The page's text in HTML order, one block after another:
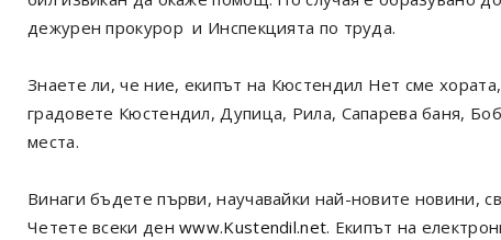
дежурен прокурор и Инспекцията по труда.
Знаете ли, че ние, екипът на Кюстендил Нет сме
градовете Кюстендил, Дупица, Рила, Сапарева баня,
места.
Винаги бъдете първи, научавайки най-новите новини,
Четете всеки денwww.Kustendil.net. Екипът на